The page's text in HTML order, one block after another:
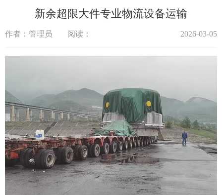
新余超限大件专业物流设备运输
作者：管理员 阅读： 2026-03-05